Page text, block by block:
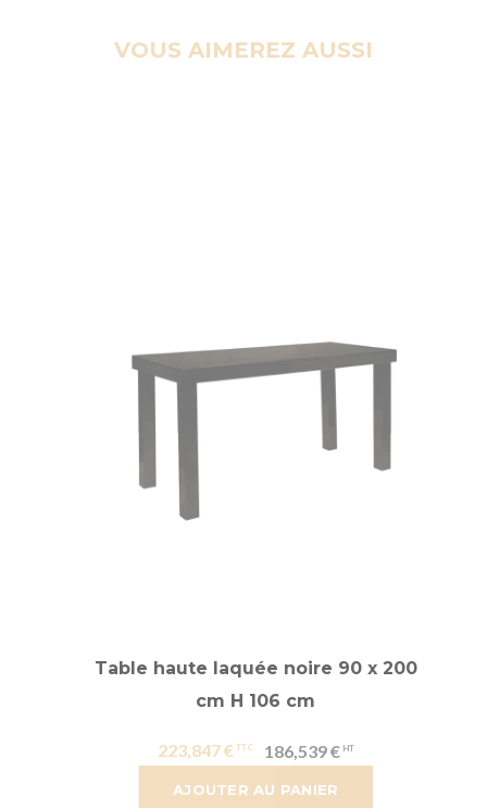
VOUS AIMEREZ AUSSI
AJOUTER AU PANIER
Table haute laquée noire 90 x 200
cm H 106 cm
223,847 € 186,539 €